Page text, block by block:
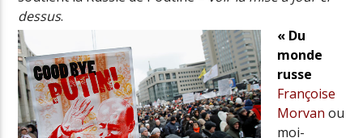
dessus.
« Du
monde
russe
Françoise
Morvan ou
moi-